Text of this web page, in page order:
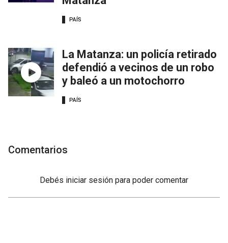
PAÍS
La Matanza: un policía retirado
defendió a vecinos de un robo
y baleó a un motochorro
PAÍS
Comentarios
Debés iniciar sesión para poder comentar